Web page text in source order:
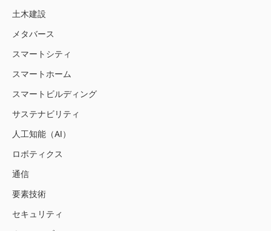
土木建設
メタバース
スマートシティ
スマートホーム
スマートビルディング
サステナビリティ
人工知能（AI）
ロボティクス
通信
要素技術
セキュリティ